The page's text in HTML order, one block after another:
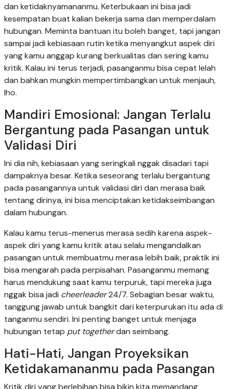
dan ketidaknyamananmu. Keterbukaan ini bisa jadi
kesempatan buat kalian bekerja sama dan memperdalam
hubungan. Meminta bantuan itu boleh banget, tapi jangan
sampai jadi kebiasaan rutin ketika menyangkut aspek diri
yang kamu anggap kurang berkualitas dan sering kamu
kritik. Kalau ini terus terjadi, pasanganmu bisa cepat lelah
dan bahkan mungkin mempertimbangkan untuk menjauh,
lho.
Mandiri Emosional: Jangan Terlalu
Bergantung pada Pasangan untuk
Validasi Diri
Ini dia nih, kebiasaan yang seringkali nggak disadari tapi
dampaknya besar. Ketika seseorang terlalu bergantung
pada pasangannya untuk validasi diri dan merasa baik
tentang dirinya, ini bisa menciptakan ketidakseimbangan
dalam hubungan.
Kalau kamu terus-menerus merasa sedih karena aspek-
aspek diri yang kamu kritik atau selalu mengandalkan
pasangan untuk membuatmu merasa lebih baik, praktik ini
bisa mengarah pada perpisahan. Pasanganmu memang
harus mendukung saat kamu terpuruk, tapi mereka juga
nggak bisa jadi cheerleader24/7. Sebagian besar waktu,
tanggung jawab untuk bangkit dari keterpurukan itu ada di
tanganmu sendiri. Ini penting banget untuk menjaga
hubungan tetap put togetherdan seimbang.
Hati-Hati, Jangan Proyeksikan
Ketidakamananmu pada Pasangan
Kritik diri yang berlebihan bisa bikin kita memandang